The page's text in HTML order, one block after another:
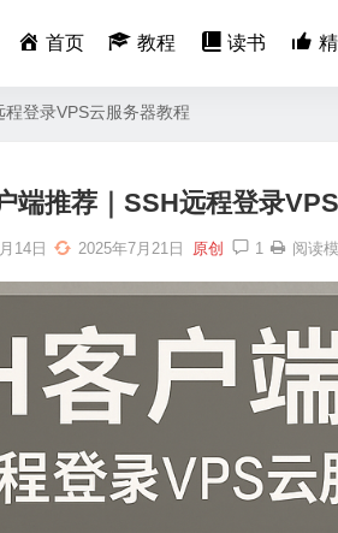
首页 教程 读书
登录VPS云服务器教程
端推荐｜SSH远程登录
14日 2025年7月21日 原创 1 阅读